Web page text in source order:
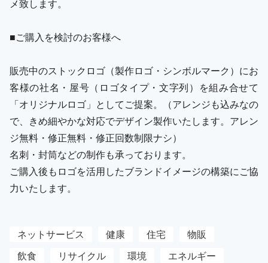
メ致します。
■ご購入を検討のお客様へ
販売中のストックロゴ（製作ロゴ・シンボルマーク）にお
客様の社名・屋号（ロゴタイプ・文字列）を組み合せて
「オリジナルロゴ」としてご提案。（アレンジも込みなの
で、きめ細やかな対応でデザイン製作いたします。アレン
ジ無料・修正無料・修正回数制限ナシ）
名刺・封筒などの制作も承っております。
ご購入後もロゴを活用したブランドイメージの構築にご協
力いたします。
ネットサービス 健康 住宅
物販
飲食
リサイクル 環境 エネルギー